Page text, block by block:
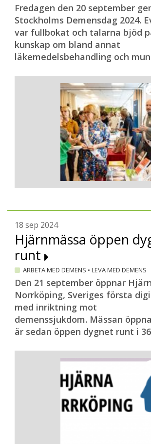
Fredagen den 20 september
Stockholms Demensdag 2024.
var fullbokat och talarna bjöd
kunskap om bland annat
läkemedelsbehandling och
18 sep 2024
Hjärnmässa öppen
runt
ARBETA MED DEMENS • LEVA MED DEMENS
Den 21 september öppnar
Norrköping, Sveriges första
med inriktning mot
demenssjukdom. Mässan
är sedan öppen dygnet runt i